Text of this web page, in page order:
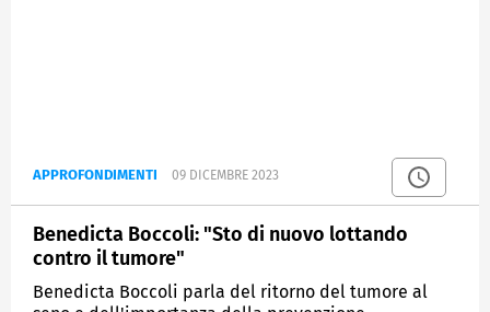
APPROFONDIMENTI 09 DICEMBRE 2023
Benedicta Boccoli: "Sto di nuovo lottando
contro il tumore"
Benedicta Boccoli parla del ritorno del tumore al